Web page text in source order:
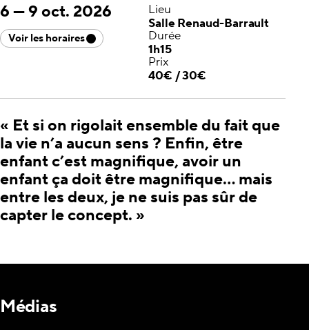
6 —9 oct. 2026
Voir les horaires
Lieu
Salle Renaud-Barrault
Durée
1h15
Prix
40€ / 30€
« Et si on rigolait ensemble du fait que
la vie n’a aucun sens ? Enfin, être
enfant c’est magnifique, avoir un
enfant ça doit être magnifique… mais
entre les deux, je ne suis pas sûr de
capter le concept. »
Médias